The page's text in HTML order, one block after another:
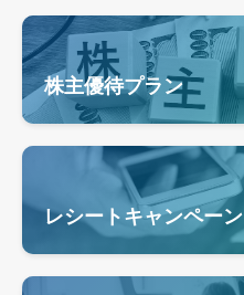
株主優待プラン
レシートキャンペーン